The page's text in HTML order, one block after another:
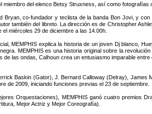
miembro del elenco Betsy Struxness, así como fotografías
Bryan, co-fundador y teclista de la banda Bon Jovi, y
también del libreto. La dirección es de Christopher
miércoles 29 de diciembre a las 14.00h.
MEMPHIS explica la historia de un joven Dj blanco,
MEMPHIS es una historia original sobre la
las ondas, Calhoun crea un entusiasmo imparable
Baskin (Gator), J. Bernard Calloway (Delray), James
de 2009, iniciando funciones previas el 23 de septiembre.
Orquestaciones), MEMPHIS ganó cuatro premios
Mejor Actriz y Mejor Coreografía).